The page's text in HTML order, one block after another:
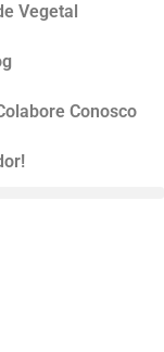
Vegetal
Conosco